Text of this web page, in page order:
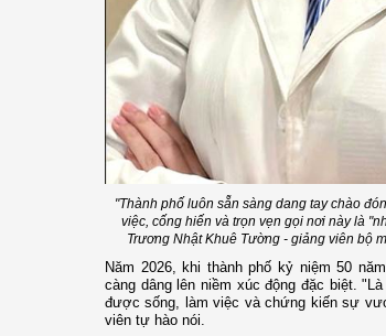
"Thành phố luôn sẵn sàng dang tay chào
việc, cống hiến và trọn vẹn gọi nơi này là
Trương Nhật Khuê Tường - giảng viên bộ
Năm 2026, khi thành phố kỷ niệm 50
càng dâng lên niềm xúc động đặc biệt.
được sống, làm việc và chứng kiến sự
viên tự hào nói.